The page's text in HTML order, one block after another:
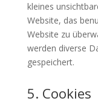
kleines
Website, das
Website zu
werden diverse
gespeichert.
5. Cookies